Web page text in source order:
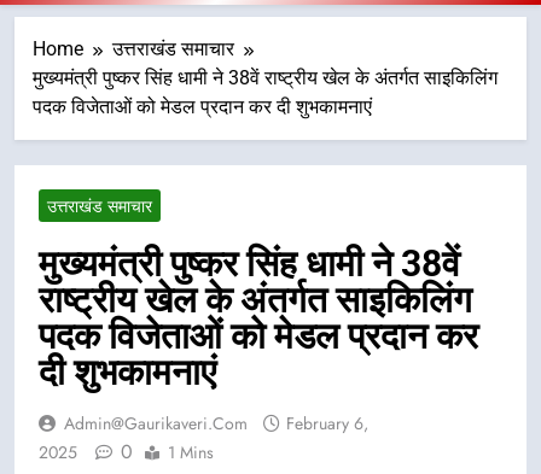
Home
उत्तराखंड समाचार
मुख्यमंत्री पुष्कर सिंह धामी ने 38वें राष्ट्रीय खेल के अंतर्गत साइकिलिंग
पदक विजेताओं को मेडल प्रदान कर दी शुभकामनाएं
उत्तराखंड समाचार
मुख्यमंत्री पुष्कर सिंह धामी ने 38वें
राष्ट्रीय खेल के अंतर्गत साइकिलिंग
पदक विजेताओं को मेडल प्रदान कर
दी शुभकामनाएं
Admin@gaurikaveri.com
February 6,
2025
0 1 Mins